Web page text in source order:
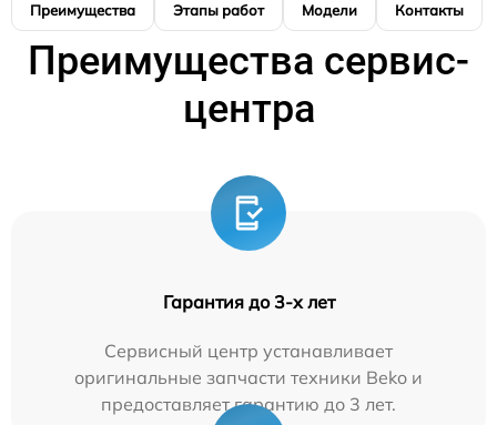
Преимущества Этапы работ Модели Контакты
Преимущества сервис-
центра
Гарантия до 3-х лет
Сервисный центр устанавливает
оригинальные запчасти техники Beko и
предоставляет гарантию до 3 лет.